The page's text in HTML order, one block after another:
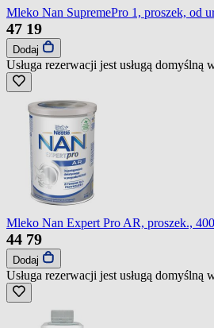
Mleko Nan SupremePro 1, proszek, od
47 19
Dodaj
Usługa rezerwacji jest usługą domyślną
Mleko Nan Expert Pro AR, proszek.,
44 79
Dodaj
Usługa rezerwacji jest usługą domyślną